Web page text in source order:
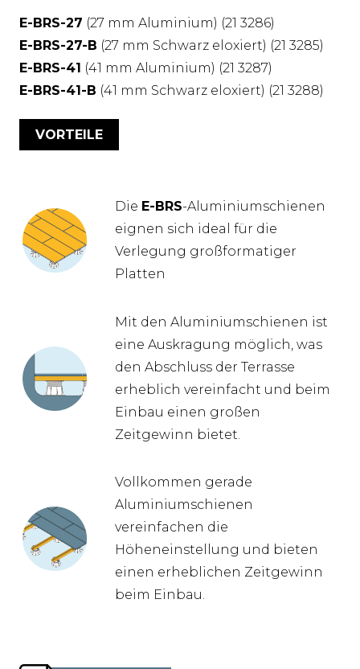
E-BRS-27 (27 mm Aluminium) (21 3286)
E-BRS-27-B (27 mm Schwarz eloxiert) (21 3285)
E-BRS-41 (41 mm Aluminium) (21 3287)
E-BRS-41-B (41 mm Schwarz eloxiert) (21 3288)
VORTEILE
Die E-BRS-Aluminiumschienen
eignen sich ideal für die
Verlegung großformatiger
Platten
Mit den Aluminiumschienen ist
eine Auskragung möglich, was
den Abschluss der Terrasse
erheblich vereinfacht und beim
Einbau einen großen
Zeitgewinn bietet.
Vollkommen gerade
Aluminiumschienen
vereinfachen die
Höheneinstellung und bieten
einen erheblichen Zeitgewinn
beim Einbau.